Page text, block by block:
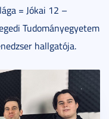
= Jókai 12 –
Tudományegyetem
hallgatója.